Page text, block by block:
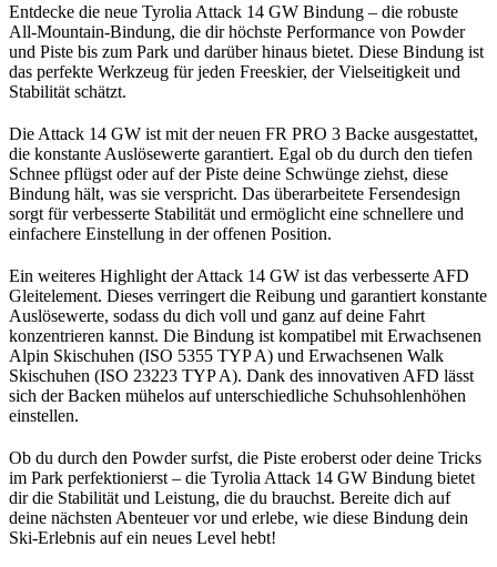
Entdecke die neue Tyrolia Attack 14 GW Bindung – die robuste
All-Mountain-Bindung, die dir höchste Performance von Powder
und Piste bis zum Park und darüber hinaus bietet. Diese Bindung ist
das perfekte Werkzeug für jeden Freeskier, der Vielseitigkeit und
Stabilität schätzt.
Die Attack 14 GW ist mit der neuen FR PRO 3 Backe ausgestattet,
die konstante Auslösewerte garantiert. Egal ob du durch den tiefen
Schnee pflügst oder auf der Piste deine Schwünge ziehst, diese
Bindung hält, was sie verspricht. Das überarbeitete Fersendesign
sorgt für verbesserte Stabilität und ermöglicht eine schnellere und
einfachere Einstellung in der offenen Position.
Ein weiteres Highlight der Attack 14 GW ist das verbesserte AFD
Gleitelement. Dieses verringert die Reibung und garantiert konstante
Auslösewerte, sodass du dich voll und ganz auf deine Fahrt
konzentrieren kannst. Die Bindung ist kompatibel mit Erwachsenen
Alpin Skischuhen (ISO 5355 TYP A) und Erwachsenen Walk
Skischuhen (ISO 23223 TYP A). Dank des innovativen AFD lässt
sich der Backen mühelos auf unterschiedliche Schuhsohlenhöhen
einstellen.
Ob du durch den Powder surfst, die Piste eroberst oder deine Tricks
im Park perfektionierst – die Tyrolia Attack 14 GW Bindung bietet
dir die Stabilität und Leistung, die du brauchst. Bereite dich auf
deine nächsten Abenteuer vor und erlebe, wie diese Bindung dein
Ski-Erlebnis auf ein neues Level hebt!